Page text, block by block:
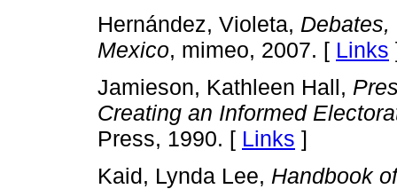
Hernández, Violeta,
Mexico, mimeo, 2007. [ Links
Jamieson, Kathleen Hall,
Creating an Informed
Press, 1990. [ Links ]
Kaid, Lynda Lee, Handbook